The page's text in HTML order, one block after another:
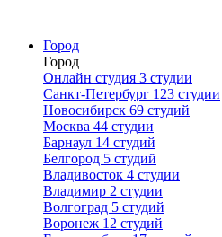
Город
Город
Онлайн студия 3 студии
Санкт-Петербург 123 студии
Новосибирск 69 студий
Москва 44 студии
Барнаул 14 студий
Белгород 5 студий
Владивосток 4 студии
Владимир 2 студии
Волгоград 5 студий
Воронеж 12 студий